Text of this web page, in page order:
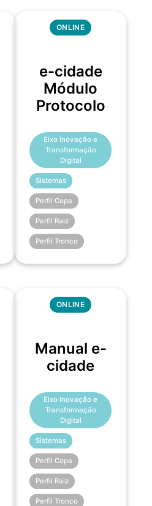
ONLINE
e-cidade
Módulo
Protocolo
Eixo Inovação e
Transformação
Digital
Sistemas
Perfil Copa
Perfil Raiz
Perfil Tronco
ONLINE
Manual e-
cidade
Eixo Inovação e
Transformação
Digital
Sistemas
Perfil Copa
Perfil Raiz
Perfil Tronco